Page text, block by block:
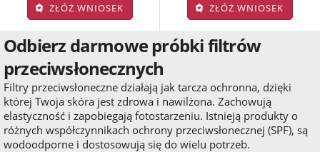
ZŁÓŻ WNIOSEK ZŁÓŻ WNIOSEK
Odbierz darmowe próbki filtrów
przeciwsłonecznych
Filtry przeciwsłoneczne działają jak tarcza ochronna, dzięki
której Twoja skóra jest zdrowa i nawilżona. Zachowują
elastyczność i zapobiegają fotostarzeniu. Istnieją produkty o
różnych współczynnikach ochrony przeciwsłonecznej (SPF), są
wodoodporne i dostosowują się do wielu potrzeb.